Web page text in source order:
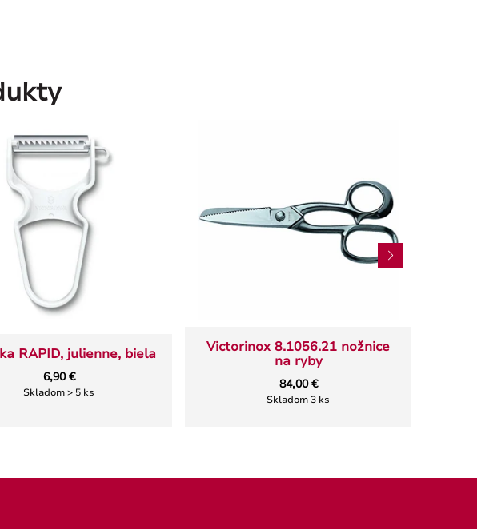
RAPID, julienne, biela
6,90 €
Skladom > 5 ks
Victorinox 8.1056.21 nožnice
na ryby
84,00 €
Skladom 3 ks